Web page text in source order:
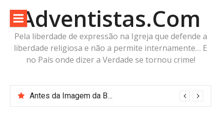
para
conteúdo
Adventistas.Com
Pela liberdade de expressão na Igreja que defende a
liberdade religiosa e não a permite internamente… E
no País onde dizer a Verdade se tornou crime!
Antes da Imagem da Besta: Estaria a Humanidade Construindo a Imagem Pré-Besta com cabeça de Cordeiro e Voz do Dragão?